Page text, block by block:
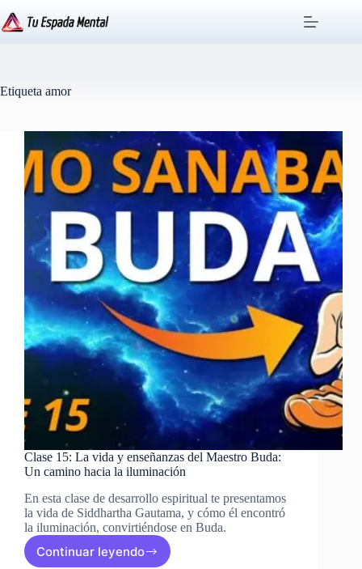
al
contenido
Etiqueta amor
Clase 15: La vida y enseñanzas del Maestro Buda:
Un camino hacia la iluminación
En esta clase de desarrollo espiritual te presentamos
la vida de Siddhartha Gautama, y cómo él encontró
la iluminación, convirtiéndose en Buda.
Continuar leyendo
Clase